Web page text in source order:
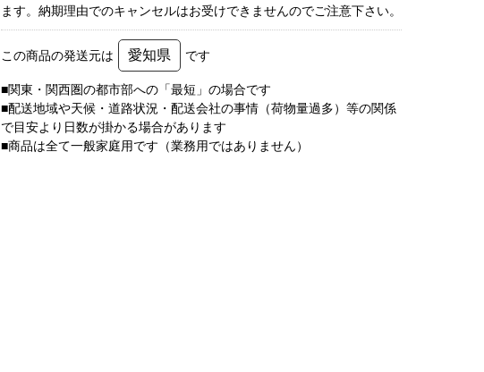
ます。納期理由でのキャンセルはお受けできませんのでご注意下さい。
この商品の発送元は 愛知県 です
■関東・関西圏の都市部への「最短」の場合です
■配送地域や天候・道路状況・配送会社の事情（荷物量過多）等の関係
で目安より日数が掛かる場合があります
■商品は全て一般家庭用です（業務用ではありません）